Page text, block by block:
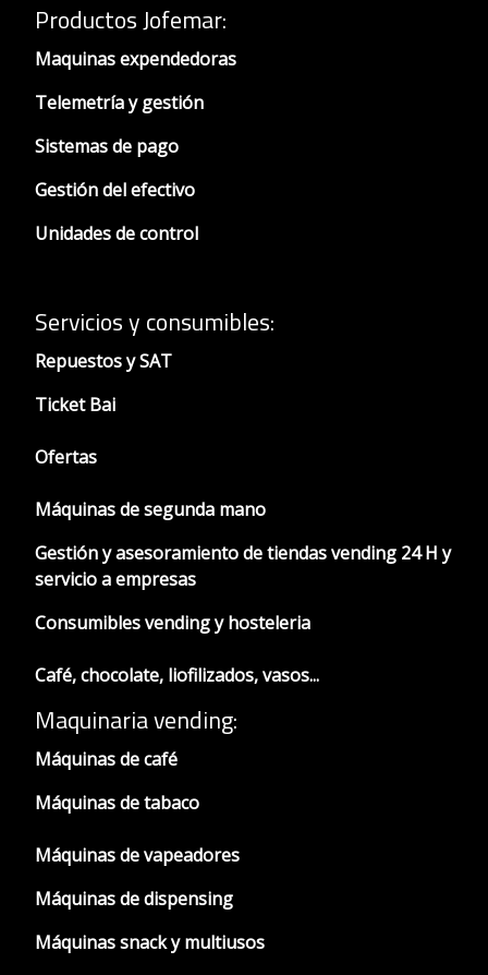
Productos Jofemar:
Maquinas expendedoras
Telemetría y gestión
Sistemas de pago
Gestión del efectivo
Unidades de control
Servicios y consumibles:
Repuestos y SAT
Ticket Bai
Ofertas
Máquinas de segunda mano
Gestión y asesoramiento de tiendas vending 24 H y
servicio a empresas
Consumibles vending y hosteleria
Café, chocolate, liofilizados, vasos...
Maquinaria vending:
Máquinas de café
Máquinas de tabaco
Máquinas de vapeadores
Máquinas de dispensing
Máquinas snack y multiusos